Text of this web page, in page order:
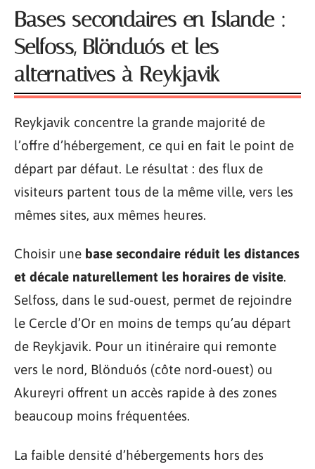
Bases secondaires en Islande :
Selfoss, Blönduós et les
alternatives à Reykjavik
Reykjavik concentre la grande majorité de
l’offre d’hébergement, ce qui en fait le point de
départ par défaut. Le résultat : des flux de
visiteurs partent tous de la même ville, vers les
mêmes sites, aux mêmes heures.
Choisir une base secondaire réduit les distances
et décale naturellement les horaires de visite.
Selfoss, dans le sud-ouest, permet de rejoindre
le Cercle d’Or en moins de temps qu’au départ
de Reykjavik. Pour un itinéraire qui remonte
vers le nord, Blönduós (côte nord-ouest) ou
Akureyri offrent un accès rapide à des zones
beaucoup moins fréquentées.
La faible densité d’hébergements hors des